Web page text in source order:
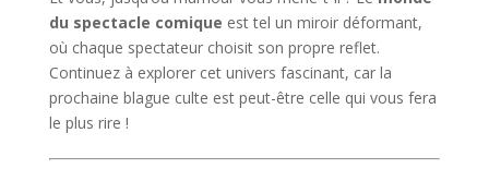
du spectacle comique est tel un miroir déformant,
où chaque spectateur choisit son propre reflet.
Continuez à explorer cet univers fascinant, car la
prochaine blague culte est peut-être celle qui vous fera
le plus rire !